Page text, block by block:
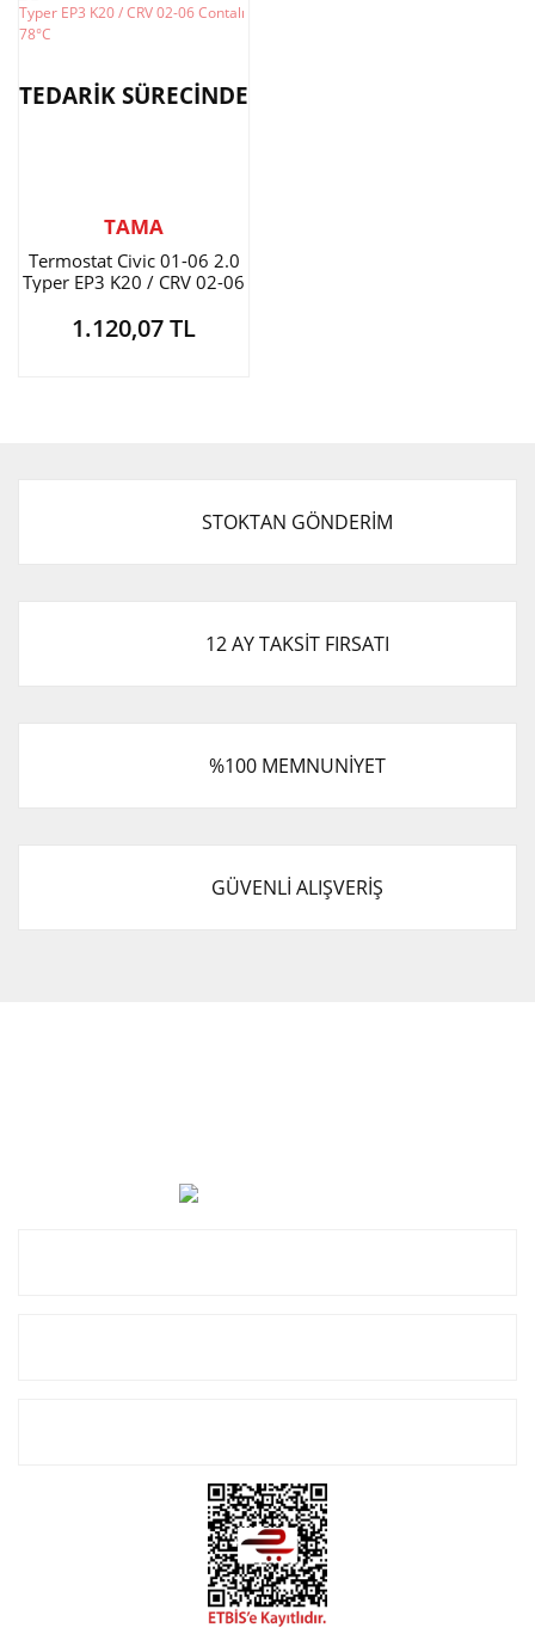
TEDARİK SÜRECİNDE
TAMA
Termostat Civic 01-06 2.0
Typer EP3 K20 / CRV 02-06
1.120,07 TL
STOKTAN GÖNDERİM
12 AY TAKSİT FIRSATI
%100 MEMNUNİYET
GÜVENLİ ALIŞVERİŞ